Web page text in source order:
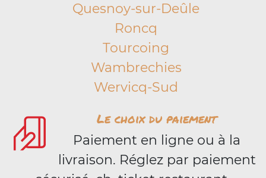
Quesnoy-sur-Deûle
Roncq
Tourcoing
Wambrechies
Wervicq-Sud
Le choix du paiement
Paiement en ligne ou à la
livraison. Réglez par paiement